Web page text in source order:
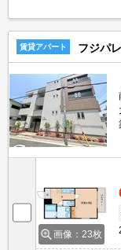
賃貸アパート フジパ
画像：23枚